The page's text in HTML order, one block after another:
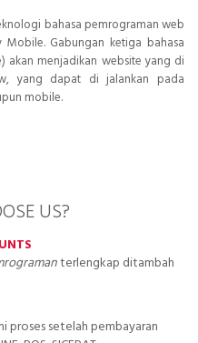
bahasa pemrograman web
Mobile. Gabungan ketiga bahasa
akan menjadikan website yang di
yang dapat di jalankan pada
mobile.
US?
terlengkap ditambah
proses setelah pembayaran